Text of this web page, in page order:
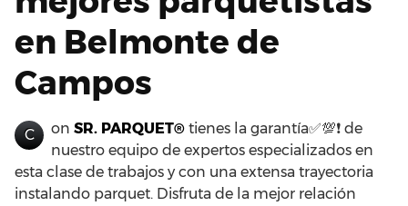
en Belmonte de
Campos
C on SR. PARQUET® tienes la garantía✅💯❗ de
nuestro equipo de expertos especializados en
esta clase de trabajos y con una extensa trayectoria
instalando parquet. Disfruta de la mejor relación